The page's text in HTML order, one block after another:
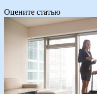
Оцените статью